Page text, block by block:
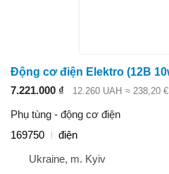
7.221.000 ₫ 12.260 UAH ≈ 238,20 €
Phụ tùng - động cơ điện
169750
điện
Ukraine, m. Kyiv